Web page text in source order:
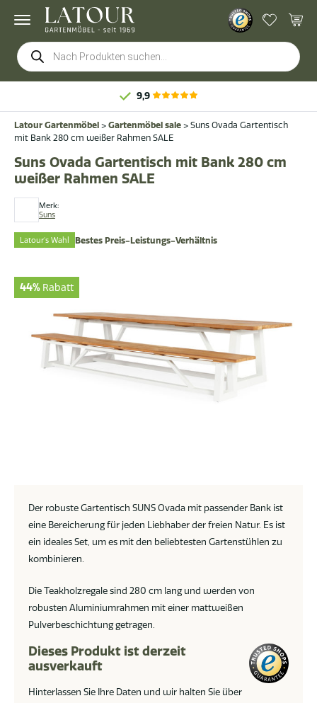
Products
search
9,9
Latour Gartenmöbel > Gartenmöbel sale > Suns Ovada Gartentisch
mit Bank 280 cm weißer Rahmen SALE
Merk:
Suns
Suns Ovada Gartentisch mit Bank 280 cm
weißer Rahmen SALE
Latour's Wahl Bestes Preis-Leistungs-Verhältnis
44% Rabatt
Der robuste Gartentisch SUNS Ovada mit passender Bank ist
eine Bereicherung für jeden Liebhaber der freien Natur. Es ist
ein ideales Set, um es mit den beliebtesten Gartenstühlen zu
kombinieren.
Die Teakholzregale sind 280 cm lang und werden von
robusten Aluminiumrahmen mit einer mattweißen
Pulverbeschichtung getragen.
Dieses Produkt ist derzeit
ausverkauft
Hinterlassen Sie Ihre Daten und wir halten Sie über